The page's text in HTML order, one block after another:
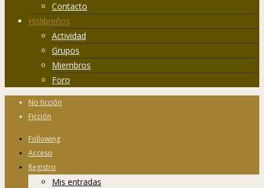
Contacto
Hislibreños
Actividad
Grupos
Miembros
Foro
No ficción
Ficción
Following
Acceso
Registro
Mis entradas